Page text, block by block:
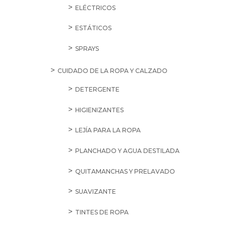
ELÉCTRICOS
ESTÁTICOS
SPRAYS
CUIDADO DE LA ROPA Y CALZADO
DETERGENTE
HIGIENIZANTES
LEJÍA PARA LA ROPA
PLANCHADO Y AGUA DESTILADA
QUITAMANCHAS Y PRELAVADO
SUAVIZANTE
TINTES DE ROPA